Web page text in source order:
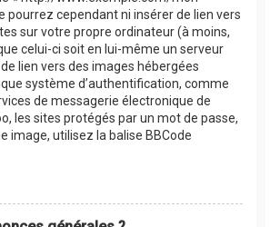
pourrez cependant ni insérer de lien vers
sur votre propre ordinateur (à moins,
celui-ci soit en lui-même un serveur
lien vers des images hébergées
système d’authentification, comme
de messagerie électronique de
les sites protégés par un mot de passe,
image, utilisez la balise BBCode